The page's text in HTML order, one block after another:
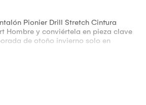
Pionier Drill Stretch Cintura
Hombre y conviértela en pieza clave
de otoño invierno solo en